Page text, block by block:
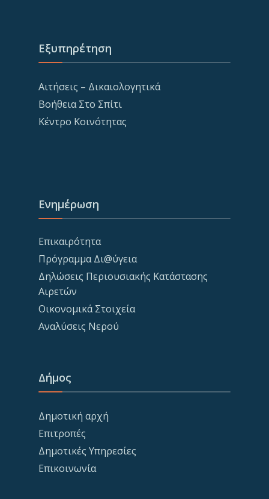
Εξυπηρέτηση
Αιτήσεις – Δικαιολογητικά
Βοήθεια Στο Σπίτι
Κέντρο Κοινότητας
Ενημέρωση
Επικαιρότητα
Πρόγραμμα Δι@ύγεια
Δηλώσεις Περιουσιακής Κατάστασης
Αιρετών
Οικονομικά Στοιχεία
Αναλύσεις Νερού
Δήμος
Δημοτική αρχή
Επιτροπές
Δημοτικές Υπηρεσίες
Επικοινωνία